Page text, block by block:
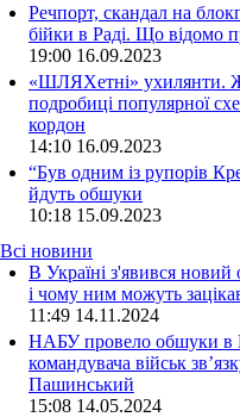
Речпорт, скандал на
бійки в Раді. Що відомо
19:00 16.09.2023
«ШЛЯХетні» ухилянти.
подробиці популярної
кордон
14:10 16.09.2023
“Був одним із рупорів
йдуть обшуки
10:18 15.09.2023
Всі новини
В Україні з'явився
і чому ним можуть
11:49 14.11.2024
НАБУ провело обшуки в
командувача військ
Пашинський
15:08 14.05.2024